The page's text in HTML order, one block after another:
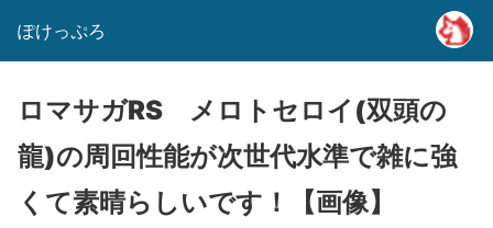
ぽけっぷろ
ロマサガRS メロトセロイ(双頭の
龍)の周回性能が次世代水準で雑に強
くて素晴らしいです！【画像】